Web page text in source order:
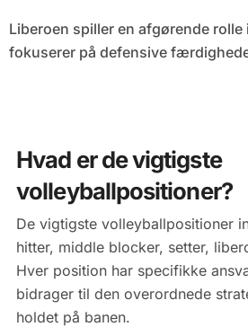
Liberoen spiller en afgørende rolle i volleyball og
fokuserer på defensive
Hvad er de vigtigste
volleyballpositioner?
De vigtigste volleyballpositioner
hitter, middle blocker, setter,
Hver position har specifikke
bidrager til den overordnede
holdet på banen.